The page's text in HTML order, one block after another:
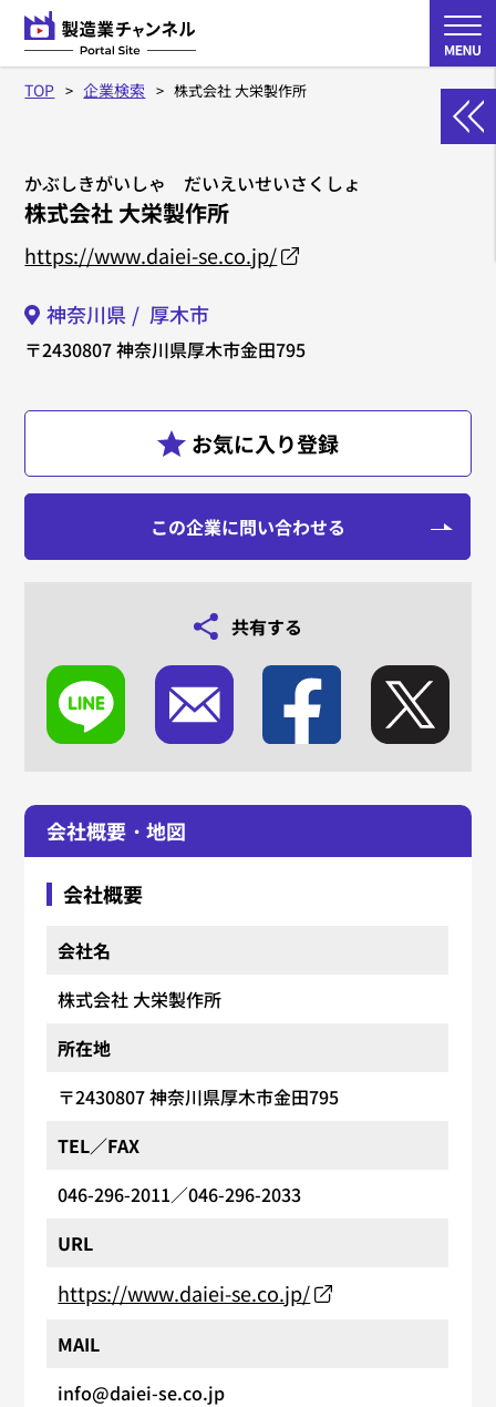
TOP 企業検索 株式会社 大栄製作所
かぶしきがいしゃ だいえいせいさくしょ
株式会社 大栄製作所
https://www.daiei-se.co.jp/
神奈川県 厚木市
〒2430807神奈川県厚木市金田795
この企業に問い合わせる
共有する
会社概要・地図
会社概要
会社名
株式会社 大栄製作所
所在地
〒2430807神奈川県厚木市金田795
TEL／FAX
046-296-2011／046-296-2033
URL
https://www.daiei-se.co.jp/
MAIL
info@daiei-se.co.jp